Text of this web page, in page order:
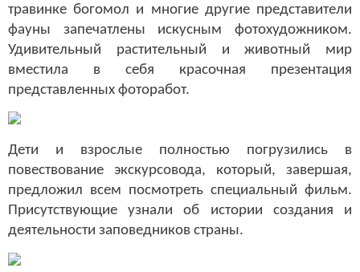
травинке богомол и многие другие представители
фауны запечатлены искусным фотохудожником.
Удивительный растительный и животный мир
вместила в себя красочная презентация
представленных фоторабот.
Дети и взрослые полностью погрузились в
повествование экскурсовода, который, завершая,
предложил всем посмотреть специальный фильм.
Присутствующие узнали об истории создания и
деятельности заповедников страны.